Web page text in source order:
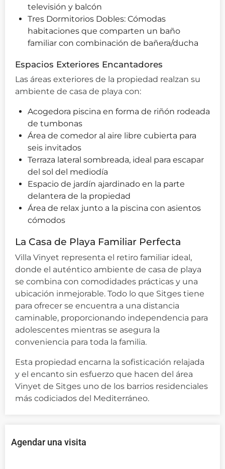
televisión y balcón
Tres Dormitorios Dobles: Cómodas
habitaciones que comparten un baño
familiar con combinación de bañera/ducha
Espacios Exteriores Encantadores
Las áreas exteriores de la propiedad realzan su
ambiente de casa de playa con:
Acogedora piscina en forma de riñón rodeada
de tumbonas
Área de comedor al aire libre cubierta para
seis invitados
Terraza lateral sombreada, ideal para escapar
del sol del mediodía
Espacio de jardín ajardinado en la parte
delantera de la propiedad
Área de relax junto a la piscina con asientos
cómodos
La Casa de Playa Familiar Perfecta
Villa Vinyet representa el retiro familiar ideal,
donde el auténtico ambiente de casa de playa
se combina con comodidades prácticas y una
ubicación inmejorable. Todo lo que Sitges tiene
para ofrecer se encuentra a una distancia
caminable, proporcionando independencia para
adolescentes mientras se asegura la
conveniencia para toda la familia.
Esta propiedad encarna la sofisticación relajada
y el encanto sin esfuerzo que hacen del área
Vinyet de Sitges uno de los barrios residenciales
más codiciados del Mediterráneo.
Agendar una visita